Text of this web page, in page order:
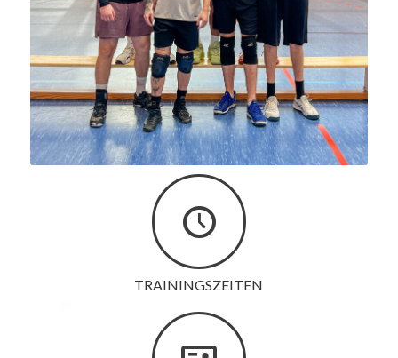
TRAININGSZEITEN